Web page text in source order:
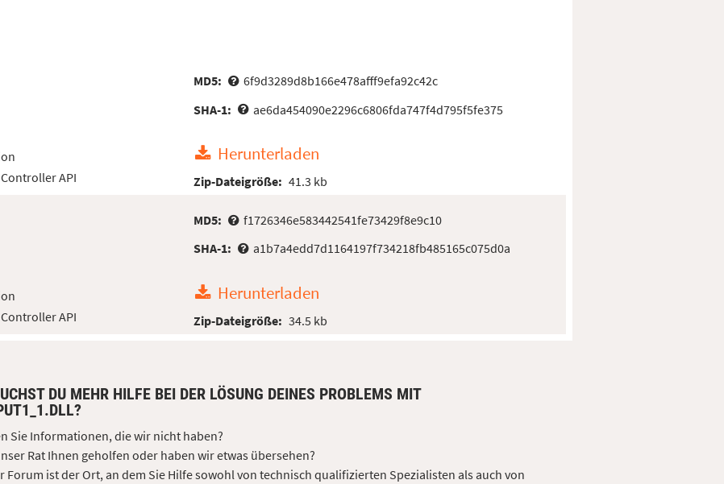
API
MD5:
6f9d3289d8b166e478afff9efa92c42c
SHA-1:
ae6da454090e2296c6806fda747f4d795f5fe375
Herunterladen
Zip-Dateigröße: 41.3 kb
API
MD5:
f1726346e583442541fe73429f8e9c10
SHA-1:
a1b7a4edd7d1164197f734218fb485165c075d0a
Herunterladen
Zip-Dateigröße: 34.5 kb
DU MEHR HILFE BEI DER LÖSUNG DEINES PROBLEMS MIT
Sie Informationen, die wir nicht haben?
Rat Ihnen geholfen oder haben wir etwas übersehen?
Forum ist der Ort, an dem Sie Hilfe sowohl von technisch qualifizierten Spezialisten als auch von